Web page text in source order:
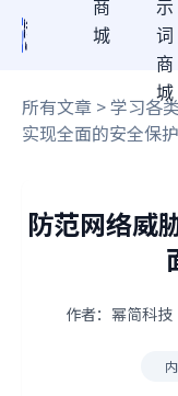
商
城
示
词
商
城
所有文章 >学习各
实现全面的安全保护
防范网络威
作者：幂简科